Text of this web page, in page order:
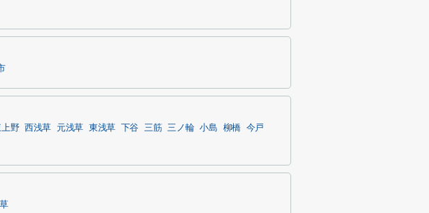
野 西浅草 元浅草 東浅草 下谷 三筋 三ノ輪 小島 柳橋 今戸